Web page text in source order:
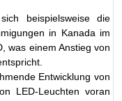
beispielsweise die
in Kanada im
was einem Anstieg von
Entwicklung von
LED-Leuchten voran